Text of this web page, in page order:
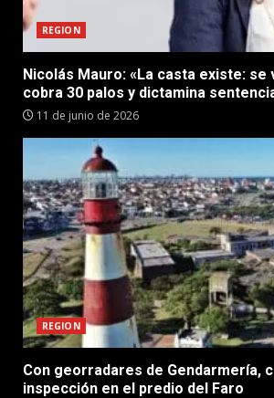
REGION
Nicolás Mauro: «La casta existe:
cobra 30 palos y dictamina
11 de junio de 2026
REGION
Con georradares de Gendarmería,
inspección en el predio del Faro